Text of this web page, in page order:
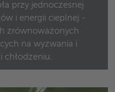
przy jednoczesnej
i energii cieplnej -
zrównoważonych
na wyzwania i
chłodzeniu.